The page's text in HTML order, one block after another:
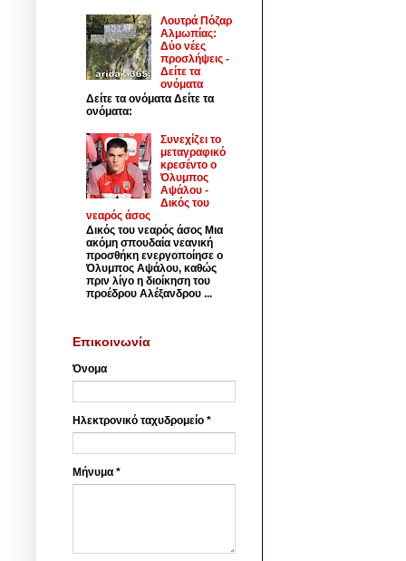
Λουτρά Πόζαρ
Αλμωπίας:
Δύο νέες
προσλήψεις -
Δείτε τα
ονόματα
Δείτε τα ονόματα Δείτε τα
ονόματα:
Συνεχίζει το
μεταγραφικό
κρεσέντο ο
Όλυμπος
Αψάλου -
Δικός του
νεαρός άσος
Δικός του νεαρός άσος Μια
ακόμη σπουδαία νεανική
προσθήκη ενεργοποίησε ο
Όλυμπος Αψάλου, καθώς
πριν λίγο η διοίκηση του
προέδρου Αλέξανδρου ...
Επικοινωνία
Όνομα
Ηλεκτρονικό ταχυδρομείο *
Μήνυμα *